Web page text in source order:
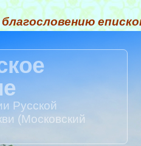
Русской
(Московский